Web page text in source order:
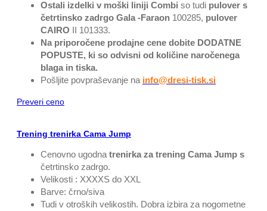
Ostali izdelki v moški liniji Combi so tudi pulover s
četrtinsko zadrgo Gala -Faraon 100285, pulover
CAIRO II 101333.
Na priporočene prodajne cene dobite DODATNE
POPUSTE, ki so odvisni od količine naročenega
blaga in tiska.
Pošljite povpraševanje na info@dresi-tisk.si
Preveri ceno
Trening trenirka Cama Jump
Cenovno ugodnatrenirka za trening Cama Jump s
četrtinsko zadrgo.
Velikosti : XXXXS do XXL
Barve: črno/siva
Tudi v otroških velikostih. Dobra izbira za nogometne